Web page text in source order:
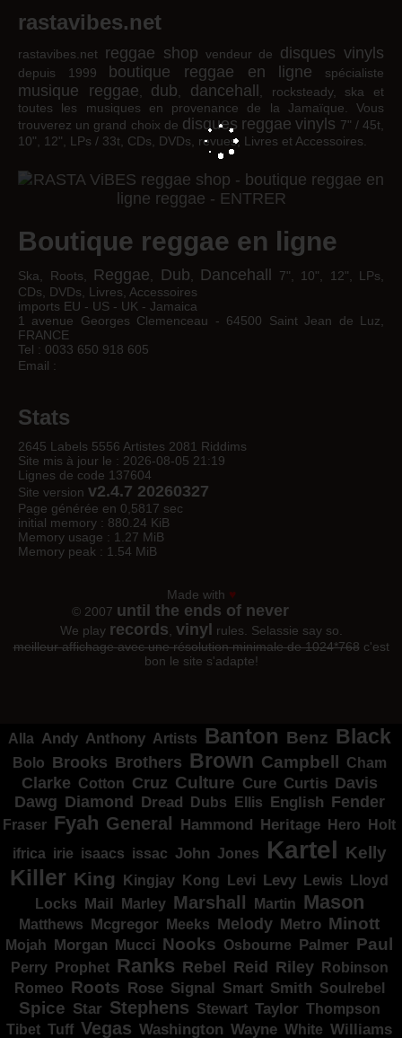
rastavibes.net
rastavibes.net reggae shop vendeur de disques vinyls
depuis 1999 boutique reggae en ligne spécialiste
musique reggae dub dancehall
, rocksteady, ska et
toutes les musiques en provenance de la Jamaïque. Vous
trouverez un grand choix de disques reggae vinyls 7" / 45t,
10", 12", LPs / 33t, CDs, DVDs, revues, Livres et Accessoires.
Boutique reggae en ligne
Ska, Roots, Reggae Dub Dancehall
7", 10", 12", LPs,
CDs, DVDs, Livres, Accessoires
imports EU - US - UK - Jamaica
1 avenue Georges Clemenceau - 64500 Saint Jean de Luz,
FRANCE
Tel : 0033 650 918 605
Email :
Stats
2645 Labels 5556 Artistes 2081 Riddims
Site mis à jour le : 2026-08-05 21:19
Lignes de code 137604
Site version v2.4.7 20260327
Page générée en 0,5817 sec
initial memory : 880.24 KiB
Memory usage : 1.27 MiB
Memory peak : 1.54 MiB
Made with ♥
© 2007 until the ends of never
We play records vinyl
rules. Selassie say so.
meilleur affichage avec une résolution minimale de 1024*768c'est
bon le site s'adapte!
Alla Andy Anthony Artists Banton Benz Black
Bolo Brooks Brothers Brown Campbell Cham
Clarke Cotton Cruz Culture Cure Curtis Davis
Dawg Diamond Dread Dubs Ellis English Fender
Fraser Fyah General Hammond Heritage Hero
Holt
ifrica irie isaacs issac John Jones Kartel Kelly
Killer King Kingjay Kong Levi Levy Lewis
Lloyd
Locks Mail Marley Marshall Martin Mason
Matthews Mcgregor Meeks Melody Metro Minott
Mojah Morgan Mucci Nooks Osbourne Palmer Paul
Perry Prophet Ranks Rebel Reid Riley Robinson
Romeo Roots Rose Signal Smart Smith Soulrebel
Spice Star Stephens Stewart Taylor Thompson
Tibet Tuff Vegas Washington Wayne White Williams